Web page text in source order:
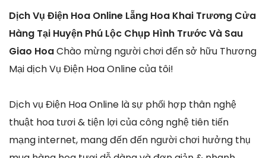
Dịch Vụ Điện Hoa Online Lẵng Hoa Khai Trương Cửa
Hàng Tại Huyện Phú Lộc Chụp Hình Trước Và Sau
Giao HoaChào mừng người chơi đến sở hữu Thương
Mại dịch Vụ Điện Hoa Online của tôi!
Dịch vụ Điện Hoa Online là sự phối hợp thân nghệ
thuật hoa tươi & tiện lợi của công nghệ tiên tiến
mạng internet, mang đến đến người chơi hưởng thụ